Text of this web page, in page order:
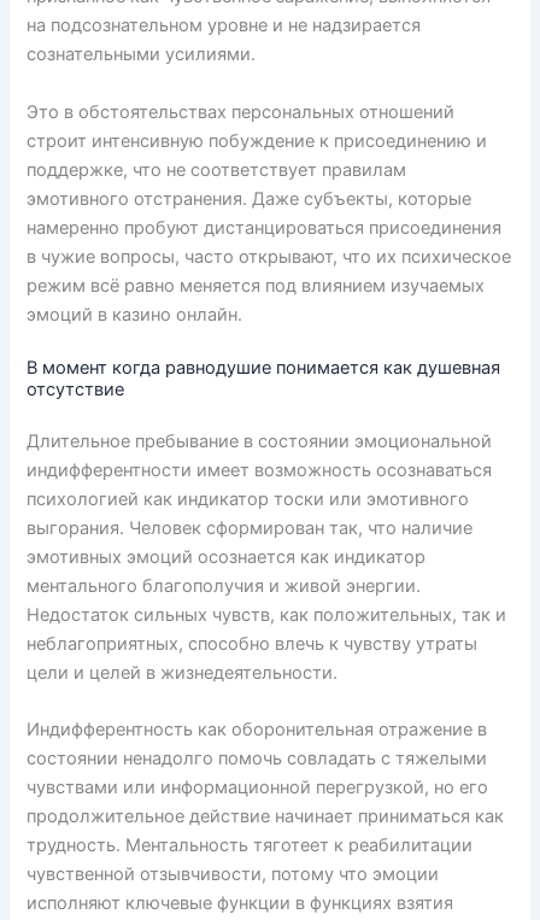
на подсознательном уровне и не надзирается
сознательными усилиями.
Это в обстоятельствах персональных отношений
строит интенсивную побуждение к присоединению и
поддержке, что не соответствует правилам
эмотивного отстранения. Даже субъекты, которые
намеренно пробуют дистанцироваться присоединения
в чужие вопросы, часто открывают, что их психическое
режим всё равно меняется под влиянием изучаемых
эмоций в казино онлайн.
В момент когда равнодушие понимается как душевная
отсутствие
Длительное пребывание в состоянии эмоциональной
индифферентности имеет возможность осознаваться
психологией как индикатор тоски или эмотивного
выгорания. Человек сформирован так, что наличие
эмотивных эмоций осознается как индикатор
ментального благополучия и живой энергии.
Недостаток сильных чувств, как положительных, так и
неблагоприятных, способно влечь к чувству утраты
цели и целей в жизнедеятельности.
Индифферентность как оборонительная отражение в
состоянии ненадолго помочь совладать с тяжелыми
чувствами или информационной перегрузкой, но его
продолжительное действие начинает приниматься как
трудность. Ментальность тяготеет к реабилитации
чувственной отзывчивости, потому что эмоции
исполняют ключевые функции в функциях взятия